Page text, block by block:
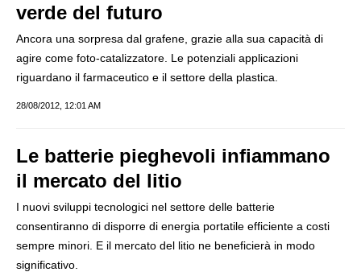
verde del futuro
Ancora una sorpresa dal grafene, grazie alla sua capacità di
agire come foto-catalizzatore. Le potenziali applicazioni
riguardano il farmaceutico e il settore della plastica.
28/08/2012, 12:01 AM
Le batterie pieghevoli infiammano
il mercato del litio
I nuovi sviluppi tecnologici nel settore delle batterie
consentiranno di disporre di energia portatile efficiente a costi
sempre minori. E il mercato del litio ne beneficierà in modo
significativo.